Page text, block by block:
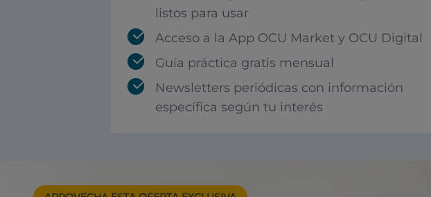
listos para usar
Acceso a la App OCU Market y OCU Digital
Guía práctica gratis mensual
Newsletters periódicas con información
específica según tu interés